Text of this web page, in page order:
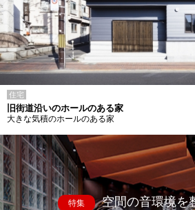
住宅
旧街道沿いのホールのある家
大きな気積のホールのある家
特集 空間の音環境を